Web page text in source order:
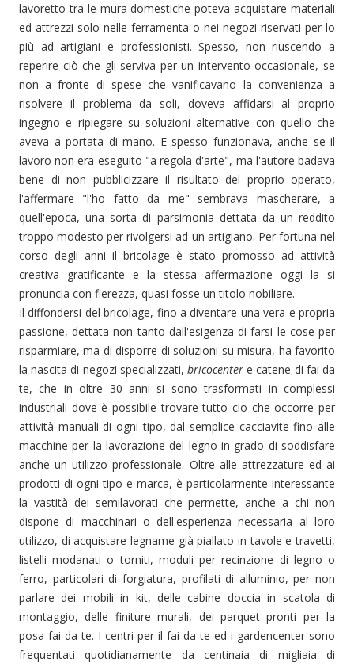
lavoretto tra le mura domestiche poteva acquistare materiali
ed attrezzi solo nelle ferramenta o nei negozi riservati per lo
più ad artigiani e professionisti. Spesso, non riuscendo a
reperire ciò che gli serviva per un intervento occasionale, se
non a fronte di spese che vanificavano la convenienza a
risolvere il problema da soli, doveva affidarsi al proprio
ingegno e ripiegare su soluzioni alternative con quello che
aveva a portata di mano. E spesso funzionava, anche se il
lavoro non era eseguito "a regola d'arte", ma l'autore badava
bene di non pubblicizzare il risultato del proprio operato,
l'affermare "l'ho fatto da me" sembrava mascherare, a
quell'epoca, una sorta di parsimonia dettata da un reddito
troppo modesto per rivolgersi ad un artigiano. Per fortuna nel
corso degli anni il bricolage è stato promosso ad attività
creativa gratificante e la stessa affermazione oggi la si
pronuncia con fierezza, quasi fosse un titolo nobiliare.
Il diffondersi del bricolage, fino a diventare una vera e propria
passione, dettata non tanto dall'esigenza di farsi le cose per
risparmiare, ma di disporre di soluzioni su misura, ha favorito
la nascita di negozi specializzati, bricocenter e catene di fai da
te, che in oltre 30 anni si sono trasformati in complessi
industriali dove è possibile trovare tutto cio che occorre per
attività manuali di ogni tipo, dal semplice cacciavite fino alle
macchine per la lavorazione del legno in grado di soddisfare
anche un utilizzo professionale. Oltre alle attrezzature ed ai
prodotti di ogni tipo e marca, è particolarmente interessante
la vastità dei semilavorati che permette, anche a chi non
dispone di macchinari o dell'esperienza necessaria al loro
utilizzo, di acquistare legname già piallato in tavole e travetti,
listelli modanati o torniti, moduli per recinzione di legno o
ferro, particolari di forgiatura, profilati di alluminio, per non
parlare dei mobili in kit, delle cabine doccia in scatola di
montaggio, delle finiture murali, dei parquet pronti per la
posa fai da te. I centri per il fai da te ed i gardencenter sono
frequentati quotidianamente da centinaia di migliaia di